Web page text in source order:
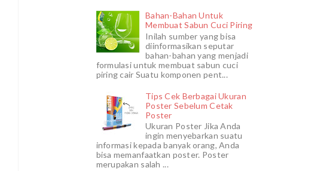
Bahan-Bahan Untuk
Membuat Sabun Cuci Piring
Inilah sumber yang bisa
diinformasikan seputar
bahan-bahan yang menjadi
formulasi untuk membuat sabun cuci
piring cair Suatu komponen pent...
Tips Cek Berbagai Ukuran
Poster Sebelum Cetak
Poster
Ukuran Poster Jika Anda
ingin menyebarkan suatu
informasi kepada banyak orang, Anda
bisa memanfaatkan poster. Poster
merupakan salah ...